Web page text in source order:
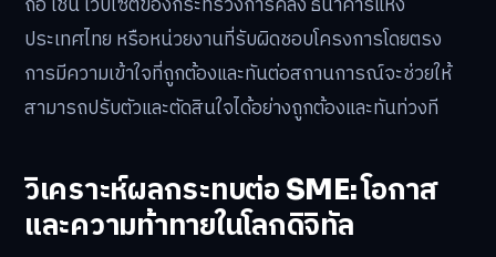
ประเทศไทย หรือหน่วยงานที่รับผิดชอบโครงการโดยตรง
การมีความเข้าใจที่ถูกต้องและทันต่อสถานการณ์จะช่วยให้
สามารถปรับตัวและตัดสินใจได้อย่างถูกต้องและทันท่วงที
วิเคราะห์ผลกระทบต่อ SME: โอกาส
และความท้าทายในโลกดิจิทัล